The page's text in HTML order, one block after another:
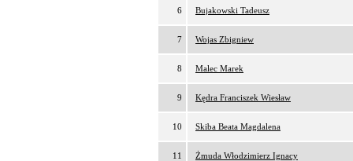
6 Bujakowski Tadeusz
7 Wojas Zbigniew
8 Malec Marek
9 Kędra Franciszek Wiesław
10 Skiba Beata Magdalena
11 Żmuda Włodzimierz Ignacy